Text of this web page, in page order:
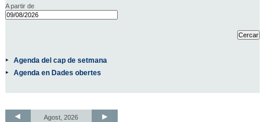
A partir de
Agenda del cap de setmana
Agenda en Dades obertes
Agost, 2026